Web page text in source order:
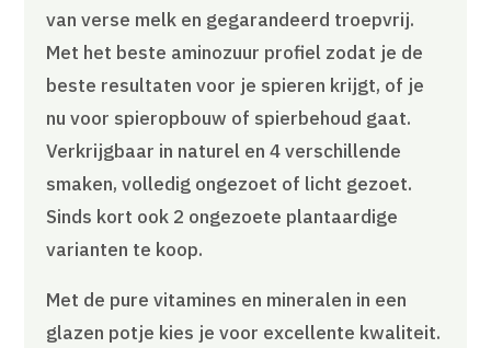
van verse melk en gegarandeerd troepvrij.
Met het beste aminozuur profiel zodat je de
beste resultaten voor je spieren krijgt, of je
nu voor spieropbouw of spierbehoud gaat.
Verkrijgbaar in naturel en 4 verschillende
smaken, volledig ongezoet of licht gezoet.
Sinds kort ook 2 ongezoete plantaardige
varianten te koop.
Met de pure vitamines en mineralen in een
glazen potje kies je voor excellente kwaliteit.